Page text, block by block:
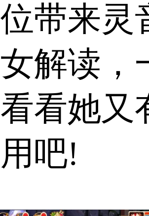
带来灵
解读，
看她又
吧!